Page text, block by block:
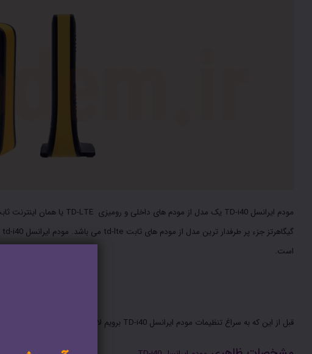
است.
قبل از این که به سراغ تنظیمات مودم ایرانسل TD-i40 برویم لازم است تا با مشخصات ظاهری و فنی مودم آشنا شوید.